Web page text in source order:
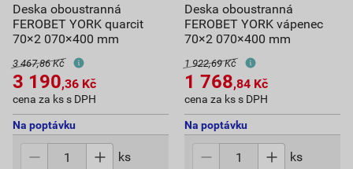
Deska oboustranná
FEROBET YORK quarcit
70×2 070×400 mm
3 467,86 Kč
3 190,36 Kč
cena za ks s DPH
Na poptávku
ks
Deska oboustranná
FEROBET YORK vápenec
70×2 070×400 mm
1 922,69 Kč
1 768,84 Kč
cena za ks s DPH
Na poptávku
ks